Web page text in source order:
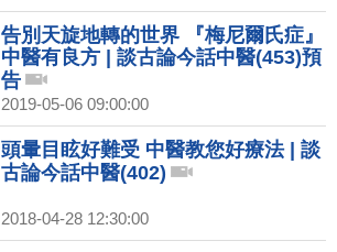
告別天旋地轉的世界 『梅尼爾氏症』
中醫有良方 | 談古論今話中醫(453)預
告
2019-05-06 09:00:00
頭暈目眩好難受 中醫教您好療法 | 談
古論今話中醫(402)
2018-04-28 12:30:00